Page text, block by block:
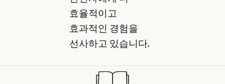
효율적이고
효과적인 경험을
선사하고 있습니다.